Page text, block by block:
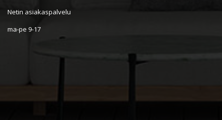
Netin asiakaspalvelu
ma-pe 9-17